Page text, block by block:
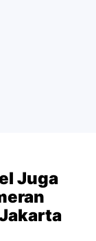
Juga